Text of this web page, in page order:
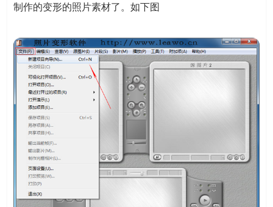
制作的变形的照片素材了。如下图